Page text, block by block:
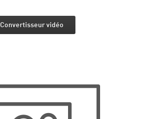
Convertisseur vidéo